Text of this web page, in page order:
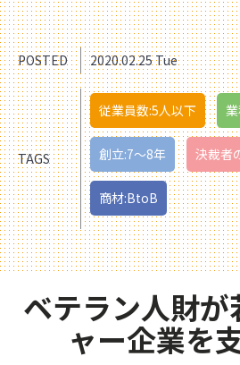
POSTED 2020.02.25 Tue
TAGS
従業員数:5人以下
創立:7〜8年 決裁者
商材:BtoB
ベテラン人財が
ャー企業を